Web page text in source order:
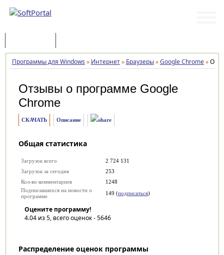
Программы для Windows » Интернет» Браузеры»Google Chrome»
Отзывы о программе Google
Chrome
СКАЧАТЬ Описание
Общая статистика
Загрузок всего
2 724 131
Загрузок за сегодня
253
Кол-во комментариев
1248
Подписавшихся на новости о
программе
149 (подписаться)
Оцените программу!
4.04из 5, всего оценок -5646
Распределение оценок программы